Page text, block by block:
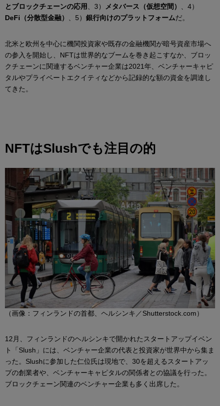
とブロックチェーンの応用 、3） メタバース（仮想空間）
、4）
DeFi（分散型金融）
、5） 銀行向けのプラットフォームだ。
北米と欧州を中心に機関投資家や既存の金融機関が暗号資産市場へ
の参入を開始し、NFTは世界的なブームを巻き起こすなか、ブロッ
クチェーンに関連するベンチャー企業は2021年、ベンチャーキャピ
タルやプライベートエクイティなどから記録的な額の資金を調達し
てきた。
NFTはSlushでも注目の的
（画像：フィンランドの首都、ヘルシンキ／Shutterstock.com）
12月、フィンランドのヘルシンキで開かれたスタートアップイベン
ト「Slush」には、ベンチャー企業の代表と投資家が世界中から集ま
った。Slushに参加した仁位氏は現地で、30を超えるスタートアッ
プの創業者や、ベンチャーキャピタルの関係者との協議を行った。
ブロックチェーン関連のベンチャー企業も多く出席した。